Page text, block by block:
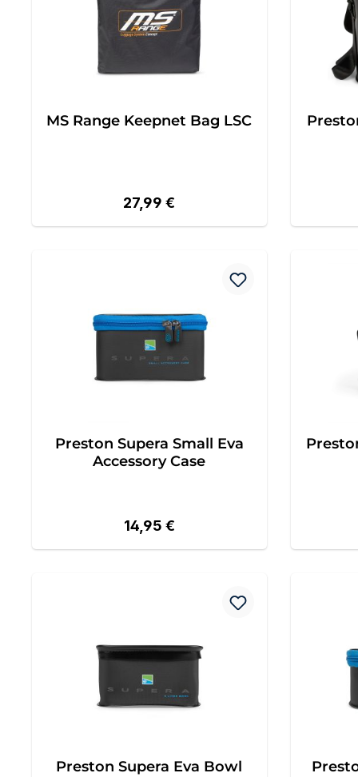
MS Range Keepnet Bag LSC
Regulärer Preis:
27,99 €
Preston Supera Small Eva
Accessory Case
Regulärer Preis:
14,95 €
Preston Supera Eva Bowl